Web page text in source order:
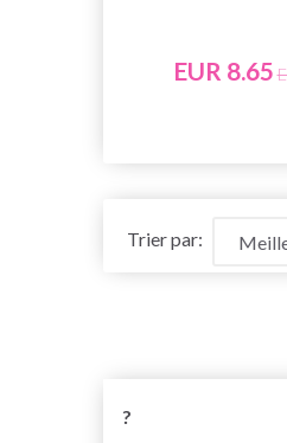
EUR 8.65
Trier par:
?